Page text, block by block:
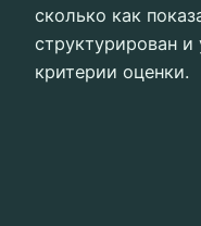
сколько как
структурирован и
критерии оценки.